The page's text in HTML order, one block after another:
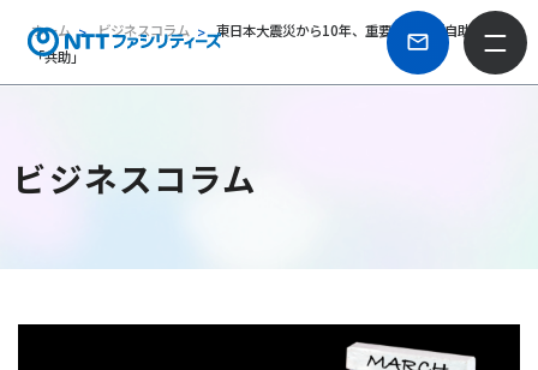
ホーム ビジネスコラム
東日本大震災から10年、重要になる「自助」と
「共助」
ビジネスコラム